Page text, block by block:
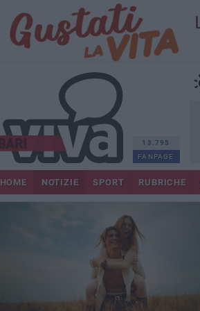
13.795
FANPAGE
HOME NOTIZIE SPORT RUBRICHE